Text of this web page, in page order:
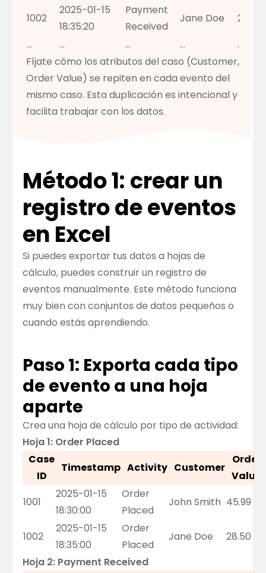
1002
2025-01-15
18:35:20
Payment
Received
Jane Doe
28.50
…
… … …
…
Fíjate cómo los atributos del caso (Customer,
Order Value) se repiten en cada evento del
mismo caso. Esta duplicación es intencional y
facilita trabajar con los datos.
Método 1: crear un
registro de eventos
en Excel
Si puedes exportar tus datos a hojas de
cálculo, puedes construir un registro de
eventos manualmente. Este método funciona
muy bien con conjuntos de datos pequeños o
cuando estás aprendiendo.
Paso 1: Exporta cada tipo
de evento a una hoja
aparte
Crea una hoja de cálculo por tipo de actividad:
Hoja 1: Order Placed
Case
ID
Timestamp Activity Customer
Order
Value
1001
2025-01-15
18:30:00
Order
Placed
John Smith 45.99
1002
2025-01-15
18:35:00
Order
Placed
Jane Doe
28.50
Hoja 2: Payment Received